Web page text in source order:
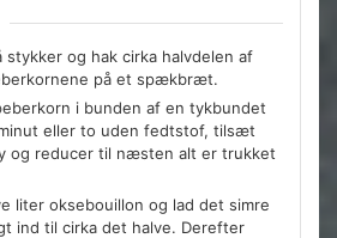
stykker og hak cirka halvdelen af
på et spækbræt.
i bunden af en tykbundet
eller to uden fedtstof, tilsæt
og reducer til næsten alt er trukket
liter oksebouillon og lad det simre
ind til cirka det halve. Derefter